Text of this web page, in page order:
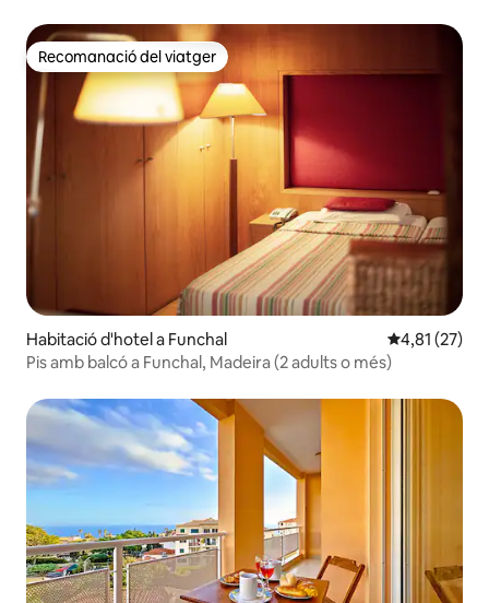
Recomanació del viatger
Recomanació del viatger
Habitació d'hotel a Funchal 4,81 de
4,81 (27)
Pis amb balcó a Funchal, Madeira (2 adults o més)